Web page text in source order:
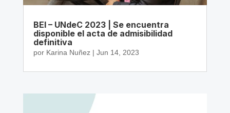
BEI – UNdeC 2023 | Se encuentra
disponible el acta de admisibilidad
definitiva
por Karina Nuñez| Jun 14, 2023